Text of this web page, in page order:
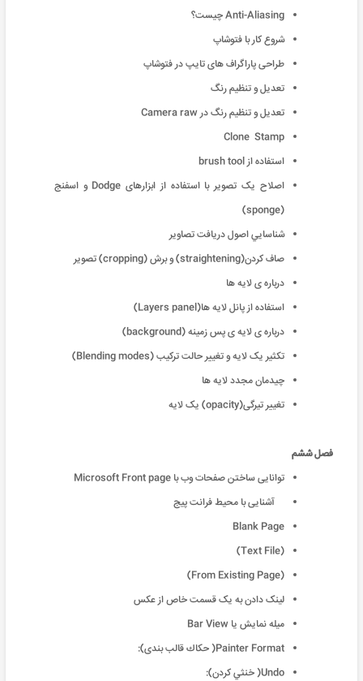
Anti-Aliasing چیست؟
شروع کار با فتوشاپ
طراحی پاراگراف های تایپ در فتوشاپ
تعدیل و تنظیم رنگ
تعدیل و تنظیم رنگ در Camera raw
Clone Stamp
استفاده از brush tool
اصلاح یک تصویر با استفاده از ابزارهای Dodge و اسفنج
(sponge)
شناسايي اصول دريافت تصاوير
صاف کردن(straightening) و برش (cropping) تصویر
درباره ی لایه ها
استفاده از پانل لایه ها(Layers panel)
درباره ی لایه ی پس زمینه (background)
تکثیر یک لایه و تغییر حالت ترکیب (Blending modes)
چیدمان مجدد لایه ها
تغییر تیرگی(opacity) یک لایه
فصل ششم
توانایی ساختن صفحات وب با Microsoft Front page
آشنایی با محیط فرانت پیج
Blank Page
(Text File)
(From Existing Page)
لینک دادن به یک قسمت خاص از عکس
ميله نمايش يا Bar View
Painter Format( حكاك قالب بندى):
Undo( خنثي کردن):